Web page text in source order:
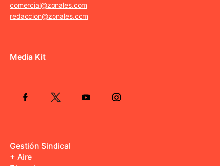
comercial@zonales.com
redaccion@zonales.com
Media Kit
Gestión Sindical
+ Aire